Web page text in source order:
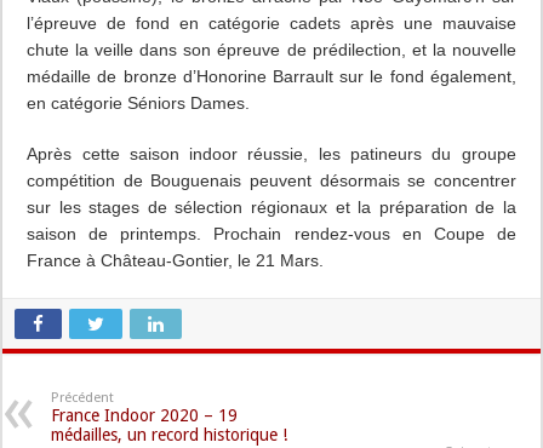
l’épreuve de fond en catégorie cadets après une mauvaise
chute la veille dans son épreuve de prédilection, et la nouvelle
médaille de bronze d’Honorine Barrault sur le fond également,
en catégorie Séniors Dames.
Après cette saison indoor réussie, les patineurs du groupe
compétition de Bouguenais peuvent désormais se concentrer
sur les stages de sélection régionaux et la préparation de la
saison de printemps. Prochain rendez-vous en Coupe de
France à Château-Gontier, le 21 Mars.
Précédent
France Indoor 2020 – 19
médailles, un record historique !